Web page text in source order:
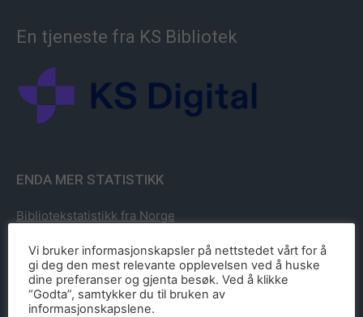
En tjeneste fra KS Bibliotek
ENDA MER STATISTIKK
Bibliotekstatistikk fra Norge
Bibliotekstatistikk fra Sverige
Bibliotekstatistikk fra Danmark
Vi bruker informasjonskapsler på nettstedet vårt for å
gi deg den mest relevante opplevelsen ved å huske
dine preferanser og gjenta besøk. Ved å klikke
“Godta”, samtykker du til bruken av
informasjonskapslene.